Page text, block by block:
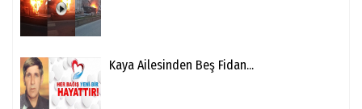
Kaya Ailesinden Beş Fidan...